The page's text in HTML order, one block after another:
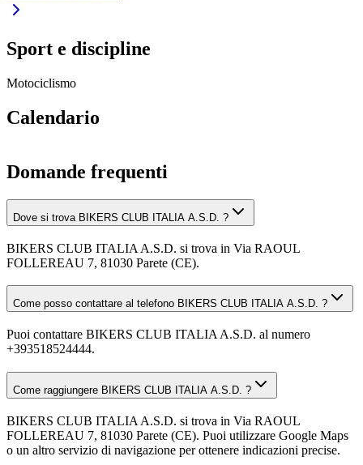
Sport e discipline
Motociclismo
Calendario
Domande frequenti
Dove si trova BIKERS CLUB ITALIA A.S.D. ?
BIKERS CLUB ITALIA A.S.D. si trova in Via RAOUL
FOLLEREAU 7, 81030 Parete (CE).
Come posso contattare al telefono BIKERS CLUB ITALIA A.S.D. ?
Puoi contattare BIKERS CLUB ITALIA A.S.D. al numero
+393518524444.
Come raggiungere BIKERS CLUB ITALIA A.S.D. ?
BIKERS CLUB ITALIA A.S.D. si trova in Via RAOUL
FOLLEREAU 7, 81030 Parete (CE). Puoi utilizzare Google Maps
o un altro servizio di navigazione per ottenere indicazioni precise.